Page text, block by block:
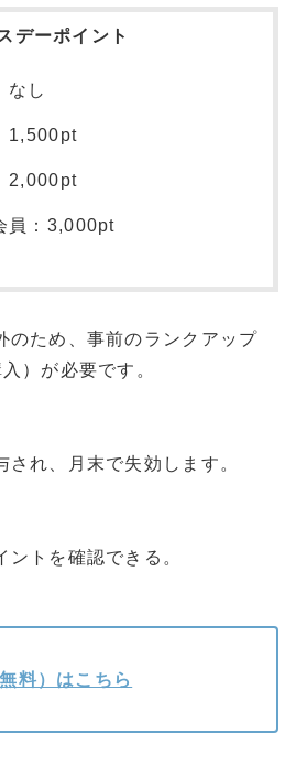
デーポイント
なし
1,500pt
2,000pt
員：3,000pt
のため、事前のランクアップ
）が必要です。
れ、月末で失効します。
トを確認できる。
料）はこちら